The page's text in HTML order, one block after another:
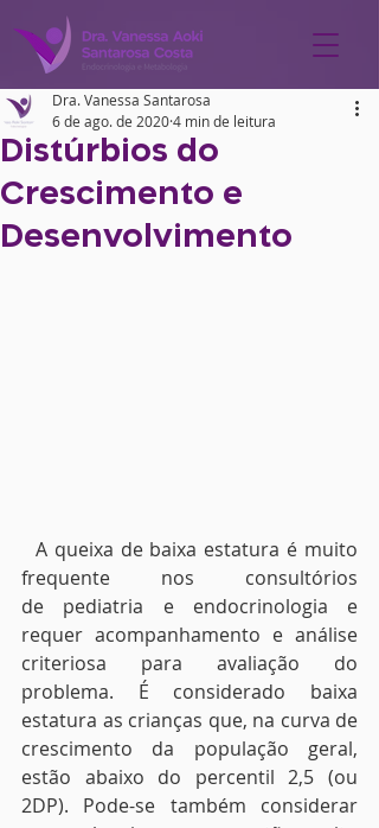
Distúrbios do
Crescimento e
Desenvolvimento
Dra. Vanessa Santarosa
6 de ago. de 20204 min de leitura
A queixa de baixa estatura é muito
frequente nos consultórios
de pediatria e endocrinologia e
requer acompanhamento e análise
criteriosa para avaliação do
problema. É considerado baixa
estatura as crianças que, na curva de
crescimento da população geral,
estão abaixo do percentil 2,5 (ou
2DP). Pode-se também considerar